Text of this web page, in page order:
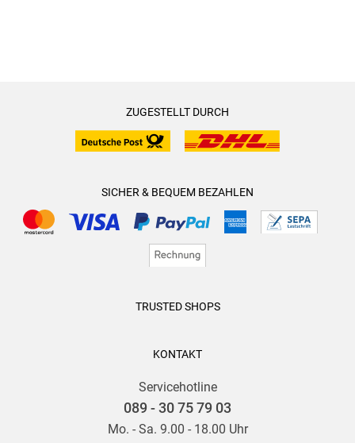
ZUGESTELLT DURCH
SICHER & BEQUEM BEZAHLEN
TRUSTED SHOPS
KONTAKT
Servicehotline
089 - 30 75 79 03
Mo. - Sa. 9.00 - 18.00 Uhr